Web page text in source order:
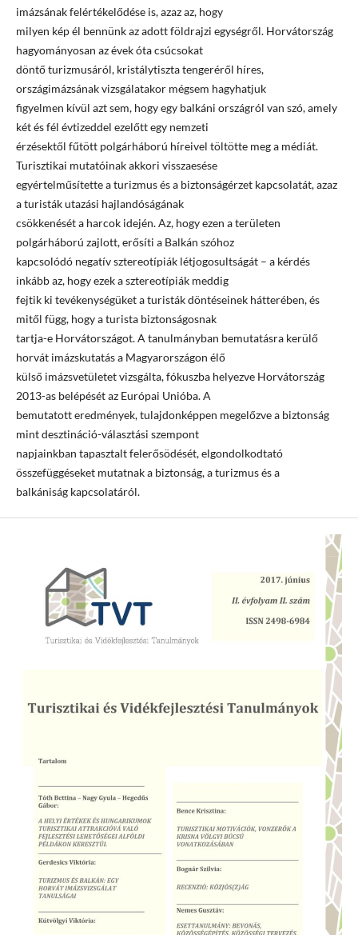
imázsának felértékelődése is, azaz az, hogy
milyen kép él bennünk az adott földrajzi egységről. Horvátország
hagyományosan az évek óta csúcsokat
döntő turizmusáról, kristálytiszta tengeréről híres,
országimázsának vizsgálatakor mégsem hagyhatjuk
figyelmen kívül azt sem, hogy egy balkáni országról van szó, amely
két és fél évtizeddel ezelőtt egy nemzeti
érzésektől fűtött polgárháború híreivel töltötte meg a médiát.
Turisztikai mutatóinak akkori visszaesése
egyértelműsítette a turizmus és a biztonságérzet kapcsolatát, azaz
a turisták utazási hajlandóságának
csökkenését a harcok idején. Az, hogy ezen a területen
polgárháború zajlott, erősíti a Balkán szóhoz
kapcsolódó negatív sztereotípiák létjogosultságát – a kérdés
inkább az, hogy ezek a sztereotípiák meddig
fejtik ki tevékenységüket a turisták döntéseinek hátterében, és
mitől függ, hogy a turista biztonságosnak
tartja-e Horvátországot. A tanulmányban bemutatásra kerülő
horvát imázskutatás a Magyarországon élő
külső imázsvetületet vizsgálta, fókuszba helyezve Horvátország
2013-as belépését az Európai Unióba. A
bemutatott eredmények, tulajdonképpen megelőzve a biztonság
mint desztináció-választási szempont
napjainkban tapasztalt felerősödését, elgondolkodtató
összefüggéseket mutatnak a biztonság, a turizmus és a
balkániság kapcsolatáról.